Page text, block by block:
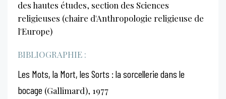
des hautes études, section des Sciences
religieuses (chaire d'Anthropologie religieuse de
l'Europe)
BIBLIOGRAPHIE :
Les Mots, la Mort, les Sorts : la sorcellerie dans le
bocage (Gallimard), 1977